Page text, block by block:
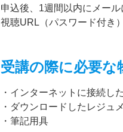
申込後、1週間以内にメール
視聴URL（パスワード付き
受講の際に必要
・インターネットに接続し
・ダウンロードしたレジュメ
・筆記用具